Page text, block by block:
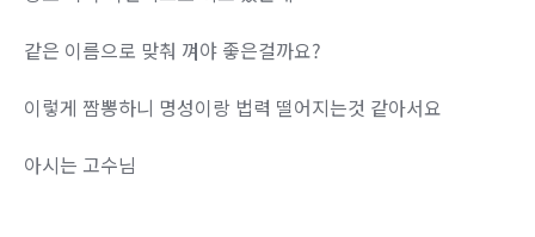
같은 이름으로 맞춰 껴야 좋은걸까요?
이렇게 짬뽕하니 명성이랑 법력 떨어지는것 같아서요
아시는 고수님